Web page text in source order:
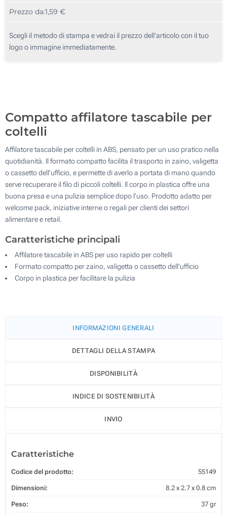
Etichetta digitale full color (Su un lato)
50
125
250
Prezzo da:1,59 €
Scegli il metodo di stampa e vedrai il prezzo dell'articolo con il tuo
logo o immagine immediatamente.
Compatto affilatore tascabile per
coltelli
Affilatore tascabile per coltelli in ABS, pensato per un uso pratico nella
quotidianità. Il formato compatto facilita il trasporto in zaino, valigetta
o cassetto dell’ufficio, e permette di averlo a portata di mano quando
serve recuperare il filo di piccoli coltelli. Il corpo in plastica offre una
buona presa e una pulizia semplice dopo l’uso. Prodotto adatto per
welcome pack, iniziative interne o regali per clienti dei settori
alimentare e retail.
Caratteristiche principali
Affilatore tascabile in ABS per uso rapido per coltelli
Formato compatto per zaino, valigetta o cassetto dell’ufficio
Corpo in plastica per facilitare la pulizia
INFORMAZIONI GENERALI
DETTAGLI DELLA STAMPA
DISPONIBILITÀ
INDICE DI SOSTENIBILITÀ
INVIO
Caratteristiche
Codice del prodotto: 55149
Dimensioni: 8.2 x 2.7 x 0.8 cm
Peso: 37 gr